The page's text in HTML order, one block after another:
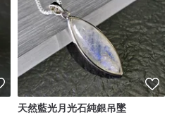
天然藍光月光石純銀吊墜